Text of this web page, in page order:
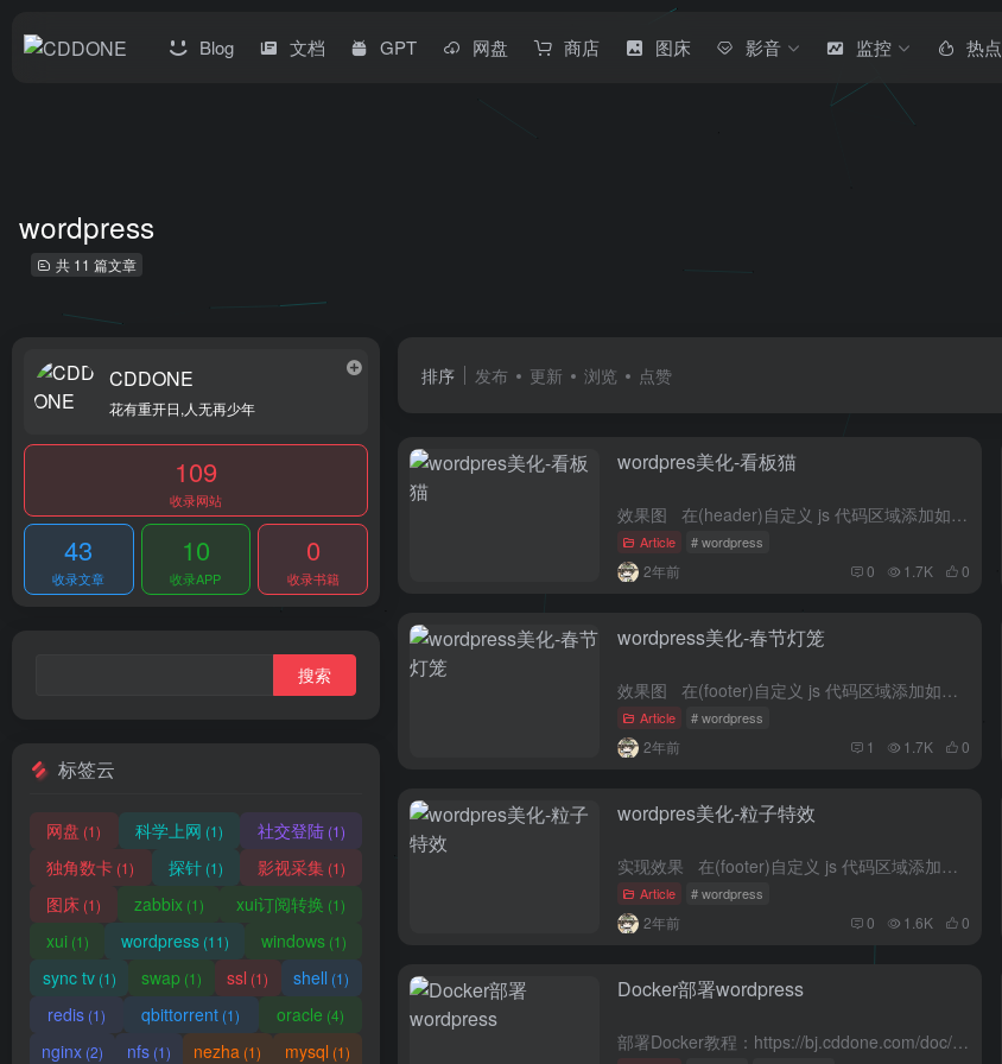
Blog 文档 GPT 网盘 商店 图床 影音 监控 热点
wordpress
共 11 篇文章
排序 发布 更新 浏览 点赞
wordpres美化-看板猫
效果图 在(header)自定义 js 代码区域添加如下，挂件自选 <!-- 左下角live2d效果 --> &l...
Article # wordpress
2年前 0 1.7K 0
wordpress美化-春节灯笼
效果图 在(footer)自定义 js 代码区域添加如下 <link href='https://cdn.jsdelivr.net/gh/h...
Article # wordpress
2年前 1 1.7K 0
wordpres美化-粒子特效
实现效果 在(footer)自定义 js 代码区域添加如下 <!--网页背景粒子特效 开始--> ...
Article # wordpress
2年前 0 1.6K 0
Docker部署wordpress
部署Docker教程：https://bj.cddone.com/doc/14/ 使用云原生方案部署wordpress方便站点管理迁移数据备份...
CDDONE
花有重开日,人无再少年
109
收录网站
43
收录文章
10
收录APP
0
收录书籍
标签云
网盘 (1) 科学上网 (1) 社交登陆(1)
独角数卡 (1) 探针 (1) 影视采集(1)
图床(1) zabbix(1) xui订阅转换 (1)
xui(1) wordpress(11) windows(1)
sync tv(1) swap(1) ssl (1) shell (1)
redis (1) qbittorrent (1) oracle (4)
nginx(2) nfs(1) nezha (1) mysql (1)